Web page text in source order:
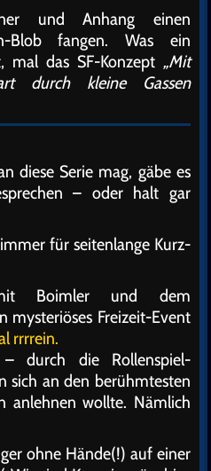
und Anhang einen
Blob fangen. Was ein
mal das SF-Konzept „Mit
durch kleine Gassen
diese Serie mag, gäbe es
– oder halt gar
für seitenlange Kurz-
Boimler und dem
mysteriöses Freizeit-Event
rrrrein.
durch die Rollenspiel-
sich an den berühmtesten
anlehnen wollte. Nämlich
ohne Hände(!) auf einer